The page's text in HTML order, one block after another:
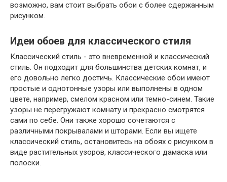
возможно, вам стоит выбрать обои с более сдержанным
рисунком.
Идеи обоев для классического стиля
Классический стиль - это вневременной и классический
стиль. Он подходит для большинства детских комнат, и
его довольно легко достичь. Классические обои имеют
простые и однотонные узоры или выполнены в одном
цвете, например, смелом красном или темно-синем. Такие
узоры не перегружают комнату и прекрасно смотрятся
сами по себе. Они также хорошо сочетаются с
различными покрывалами и шторами. Если вы ищете
классический стиль, остановитесь на обоях с рисунком в
виде растительных узоров, классического дамаска или
полоски.